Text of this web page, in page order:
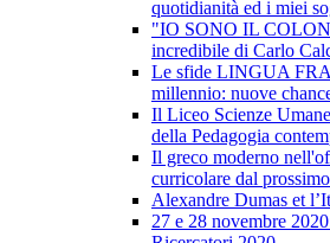
quotidianità ed i miei
"IO SONO IL
incredibile di Carlo
Le sfide LINGUA
millennio: nuove
Il Liceo Scienze
della Pedagogia
Il greco moderno
curricolare dal
Alexandre Dumas et
27 e 28 novembre